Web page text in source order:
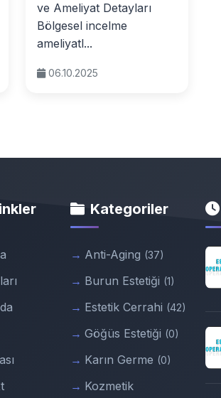
ve Ameliyat Detayları
Bölgesel incelme
ameliyatl...
06.10.2025
Kategoriler
Anti-Aging (37)
Burun Estetiği (1)
Estetik Cerrahi (42)
Göğüs Estetiği (0)
Karın Germe (0)
Kozmetik